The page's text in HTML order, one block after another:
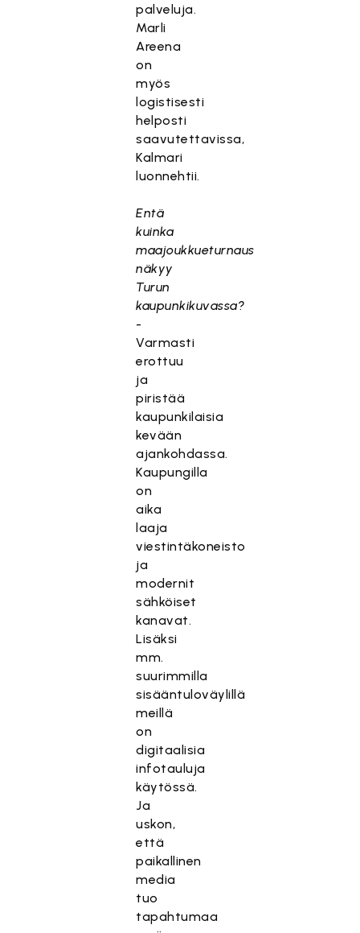
palveluja.
Marli
Areena
on
myös
logistisesti
helposti
saavutettavissa,
Kalmari
luonnehtii.
Entä
kuinka
maajoukkueturnaus
näkyy
Turun
kaupunkikuvassa?
-
Varmasti
erottuu
ja
piristää
kaupunkilaisia
kevään
ajankohdassa.
Kaupungilla
on
aika
laaja
viestintäkoneisto
ja
modernit
sähköiset
kanavat.
Lisäksi
mm.
suurimmilla
sisääntuloväylillä
meillä
on
digitaalisia
infotauluja
käytössä.
Ja
uskon,
että
paikallinen
media
tuo
tapahtumaa